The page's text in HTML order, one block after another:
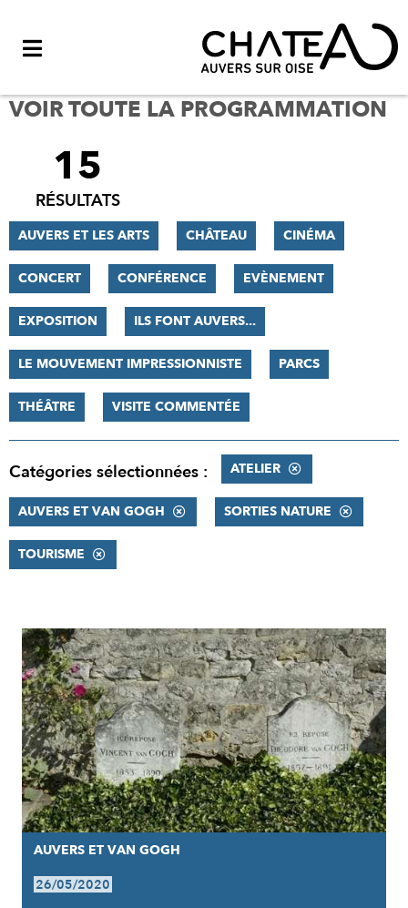
VOIR TOUTE LA PROGRAMMATION
FILTRER
RÉSULTATS
15
RÉSULTATS
AUVERS ET LES ARTS CHÂTEAU CINÉMA
CONCERT CONFÉRENCE EVÈNEMENT
EXPOSITION ILS FONT AUVERS...
LE MOUVEMENT IMPRESSIONNISTE PARCS
THÉÂTRE VISITE COMMENTÉE
Catégories sélectionnées : ATELIER
AUVERS ET VAN GOGH SORTIES NATURE
TOURISME
RÉSULTATS
AUVERS ET VAN GOGH
26/05/2020